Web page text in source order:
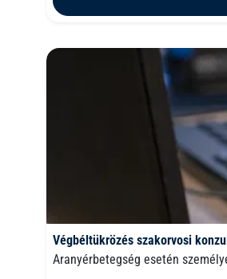
Végbéltükrözés szakorvosi
Aranyérbetegség esetén